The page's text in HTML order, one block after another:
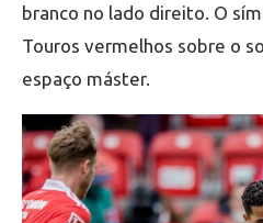
branco no lado direito. O
Touros vermelhos sobre o
espaço máster.